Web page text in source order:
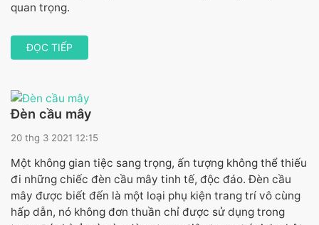
quan trọng.
ĐỌC TIẾP
Đèn cầu mây
20 thg 3 2021 12:15
Một không gian tiệc sang trọng, ấn tượng không thể thiếu
đi những chiếc đèn cầu mây tinh tế, độc đáo. Đèn cầu
mây được biết đến là một loại phụ kiện trang trí vô cùng
hấp dẫn, nó không đơn thuần chỉ được sử dụng trong